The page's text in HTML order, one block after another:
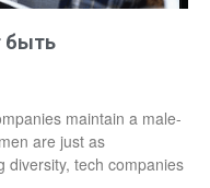
быть
maintain a male-
are just as
tech companies